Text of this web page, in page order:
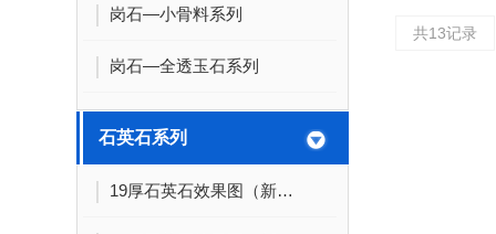
岗石—小骨料系列
岗石—全透玉石系列
石英石系列
19厚石英石效果图（新色）
共13记录